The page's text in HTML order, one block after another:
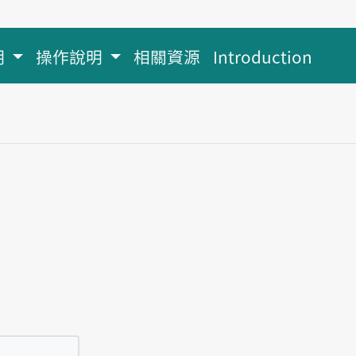
操作說明 相關資源 Introduction